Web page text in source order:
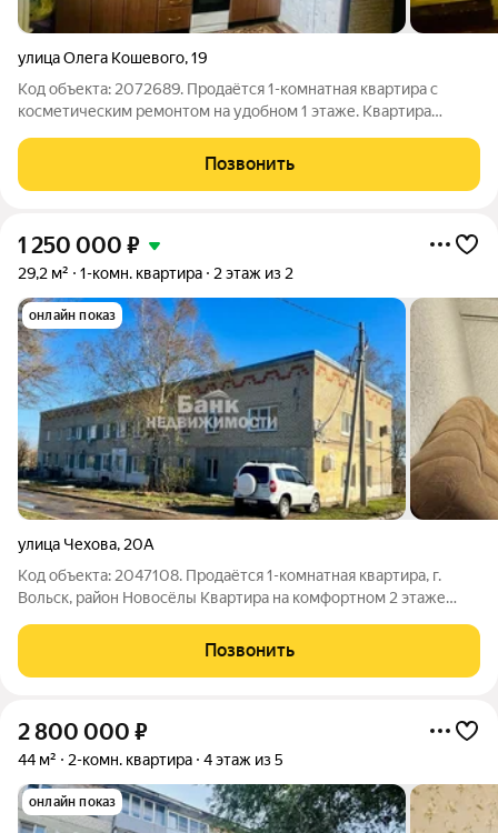
улица Олега Кошевого,19
Код объекта: 2072689. Продаётся 1-комнатная квартира с
косметическим ремонтом на удобном 1 этаже. Квартира
выход на большую застеклённую лоджию 9 м отличное место
для хранения или зоны отдыха.
Позвонить
1 250 000 ₽
29,2 м² 1-комн. квартира 2 этаж из 2
онлайн показ
улица Чехова, 20А
Код объекта: 2047108. Продаётся 1-комнатная квартира, г.
Вольск, район Новосёлы Квартира на комфортном 2 этаже
аренду. Планировка практичная: светлая комната, всё можно
организовать
Позвонить
2 800 000 ₽
44 м² 2-комн. квартира 4 этаж из 5
онлайн показ